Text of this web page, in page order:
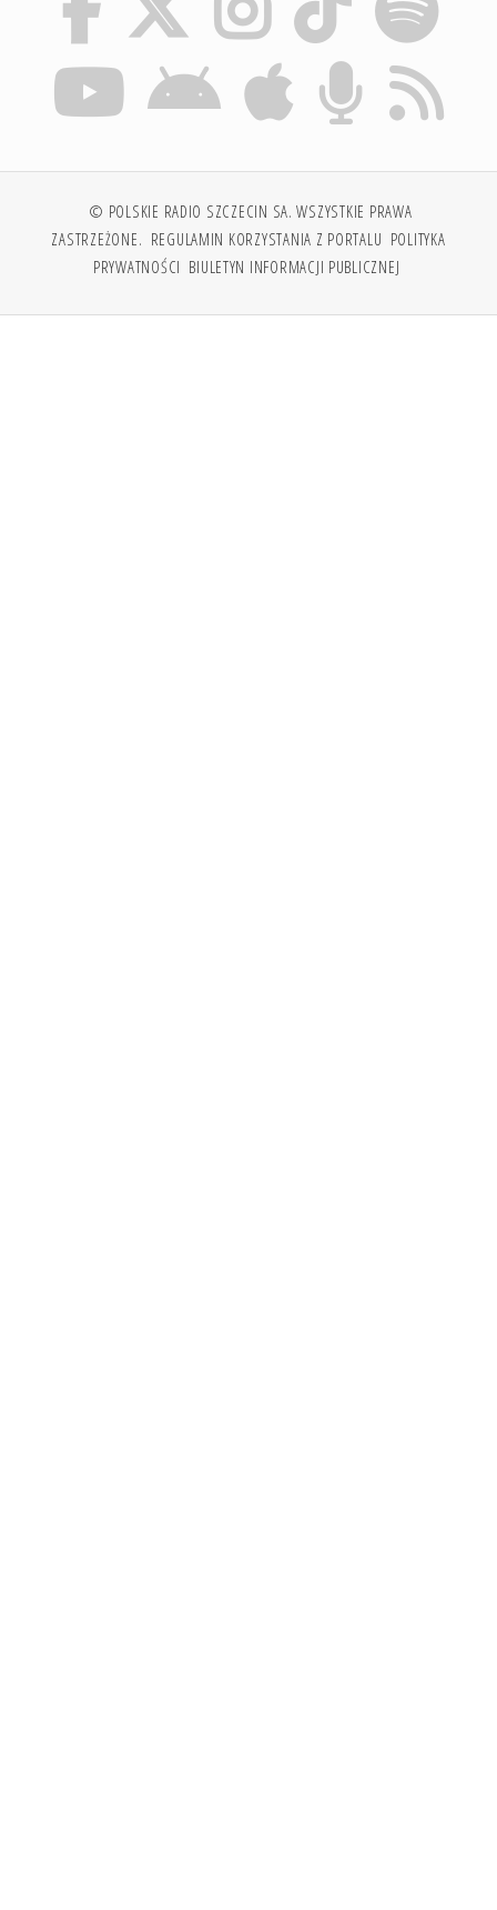
© POLSKIE RADIO SZCZECIN SA. WSZYSTKIE PRAWA
ZASTRZEŻONE. REGULAMIN KORZYSTANIA Z PORTALU POLITYKA
PRYWATNOŚCI BIULETYN INFORMACJI PUBLICZNEJ